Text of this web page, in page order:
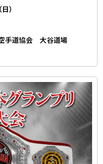
）
空手道協会 大谷道場